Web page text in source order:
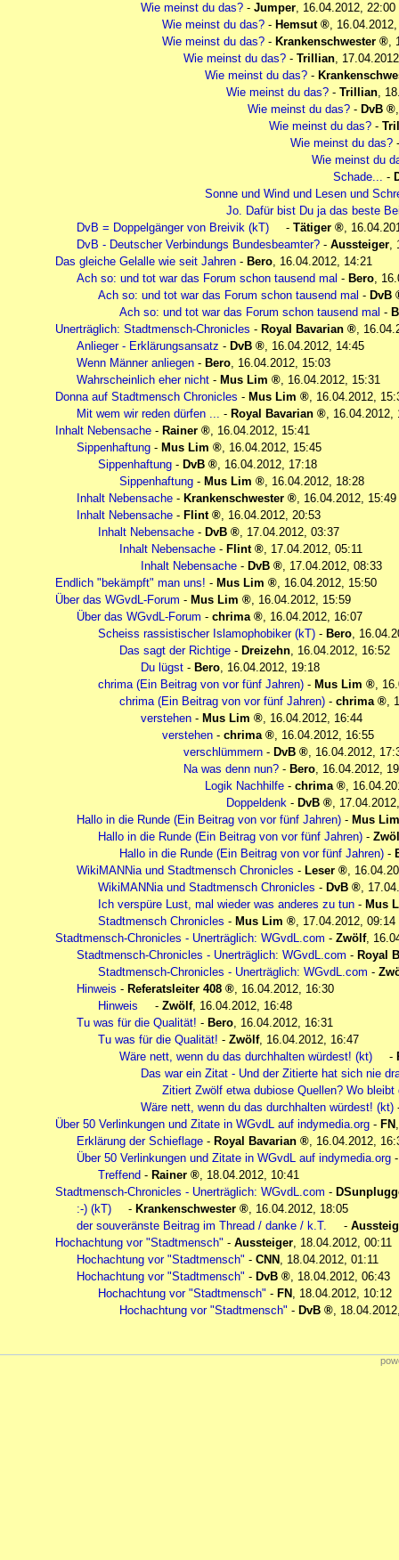
Wie meinst du das? - Jumper, 16.04.2012, 22:00
Wie meinst du das? - Hemsut ,
Wie meinst du das? - Krankenschwester ,
Wie meinst du das? - Trillian,
Wie meinst du das? -
Wie meinst du das? - Trillian,
Wie meinst du das? - DvB
Wie meinst du das? -
Wie meinst du das?
Wie meinst du
Schade... -
Sonne und Wind und Lesen und
Jo. Dafür bist Du ja das beste
DvB = Doppelgänger von Breivik (kT)
- Tätiger ,
DvB - Deutscher Verbindungs Bundesbeamter? - Aussteiger,
Das gleiche Gelalle wie seit Jahren - Bero, 16.04.2012, 14:21
Ach so: und tot war das Forum schon tausend mal - Bero,
Ach so: und tot war das Forum schon tausend mal - DvB
Ach so: und tot war das Forum schon tausend mal -
Unerträglich: Stadtmensch-Chronicles - Royal Bavarian ,
Anlieger - Erklärungsansatz - DvB , 16.04.2012, 14:45
Wenn Männer anliegen - Bero, 16.04.2012, 15:03
Wahrscheinlich eher nicht - Mus Lim , 16.04.2012, 15:31
Donna auf Stadtmensch Chronicles - Mus Lim , 16.04.2012,
Mit wem wir reden dürfen ... - Royal Bavarian , 16.04.2012,
Inhalt Nebensache - Rainer , 16.04.2012, 15:41
Sippenhaftung - Mus Lim , 16.04.2012, 15:45
Sippenhaftung - DvB , 16.04.2012, 17:18
Sippenhaftung - Mus Lim , 16.04.2012, 18:28
Inhalt Nebensache - Krankenschwester , 16.04.2012, 15:49
Inhalt Nebensache - Flint , 16.04.2012, 20:53
Inhalt Nebensache - DvB , 17.04.2012, 03:37
Inhalt Nebensache - Flint , 17.04.2012, 05:11
Inhalt Nebensache - DvB , 17.04.2012, 08:33
Endlich "bekämpft" man uns! - Mus Lim , 16.04.2012, 15:50
Über das WGvdL-Forum - Mus Lim , 16.04.2012, 15:59
Über das WGvdL-Forum - chrima , 16.04.2012, 16:07
Scheiss rassistischer Islamophobiker (kT) - Bero,
Das sagt der Richtige - Dreizehn, 16.04.2012, 16:52
Du lügst - Bero, 16.04.2012, 19:18
chrima (Ein Beitrag von vor fünf Jahren) - Mus Lim ,
chrima (Ein Beitrag von vor fünf Jahren) - chrima ,
verstehen - Mus Lim , 16.04.2012, 16:44
verstehen - chrima , 16.04.2012, 16:55
verschlümmern - DvB , 16.04.2012,
Na was denn nun? - Bero, 16.04.2012,
Logik Nachhilfe - chrima ,
Doppeldenk - DvB ,
Hallo in die Runde (Ein Beitrag von vor fünf Jahren) - Mus Lim
Hallo in die Runde (Ein Beitrag von vor fünf Jahren) -
Hallo in die Runde (Ein Beitrag von vor fünf Jahren) -
WikiMANNia und Stadtmensch Chronicles - Leser ,
WikiMANNia und Stadtmensch Chronicles - DvB ,
Ich verspüre Lust, mal wieder was anderes zu tun - Mus
Stadtmensch Chronicles - Mus Lim , 17.04.2012, 09:14
Stadtmensch-Chronicles - Unerträglich: WGvdL.com - Zwölf,
Stadtmensch-Chronicles - Unerträglich: WGvdL.com - Royal
Stadtmensch-Chronicles - Unerträglich: WGvdL.com -
Hinweis - Referatsleiter 408 , 16.04.2012, 16:30
Hinweis
- Zwölf, 16.04.2012, 16:48
Tu was für die Qualität! - Bero, 16.04.2012, 16:31
Tu was für die Qualität! - Zwölf, 16.04.2012, 16:47
Wäre nett, wenn du das durchhalten würdest! (kt)
-
Das war ein Zitat - Und der Zitierte hat sich nie
Zitiert Zwölf etwa dubiose Quellen? Wo
Wäre nett, wenn du das durchhalten würdest! (kt)
Über 50 Verlinkungen und Zitate in WGvdL auf indymedia.org - FN
Erklärung der Schieflage - Royal Bavarian , 16.04.2012,
Über 50 Verlinkungen und Zitate in WGvdL auf indymedia.org
Treffend - Rainer , 18.04.2012, 10:41
Stadtmensch-Chronicles - Unerträglich: WGvdL.com -
:-) (kT)
- Krankenschwester , 16.04.2012, 18:05
der souveränste Beitrag im Thread / danke / k.T.
-
Hochachtung vor "Stadtmensch" - Aussteiger, 18.04.2012, 00:11
Hochachtung vor "Stadtmensch" - CNN , 18.04.2012, 01:11
Hochachtung vor "Stadtmensch" - DvB , 18.04.2012, 06:43
Hochachtung vor "Stadtmensch" - FN , 18.04.2012, 10:12
Hochachtung vor "Stadtmensch" - DvB ,